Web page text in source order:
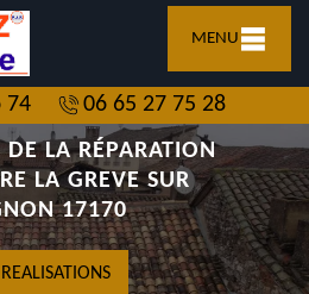
MENU
74
06 65 27 75 28
DE LA RÉPARATION
LA GREVE SUR
17170